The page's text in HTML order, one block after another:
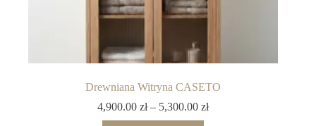
Drewniana Witryna CASETO
4,900.00zł – 5,300.00zł